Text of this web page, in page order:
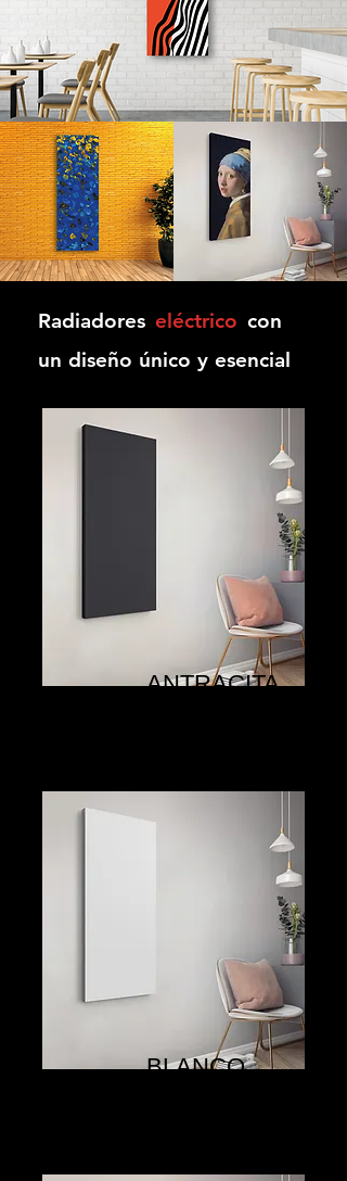
Radiadores eléctrico con
un diseño único y esencial
ANTRACITA
BLANCO